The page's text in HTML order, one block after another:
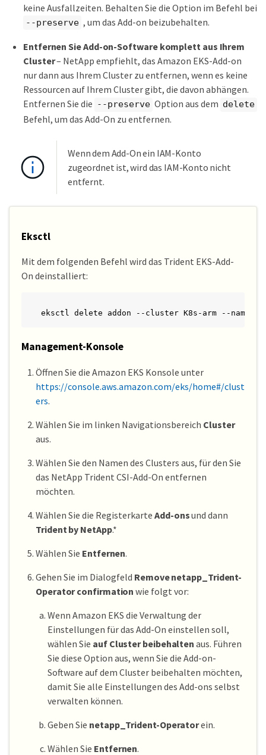
keine Ausfallzeiten. Behalten Sie die Option im Befehl bei
--preserve , um das Add-on beizubehalten.
Entfernen Sie Add-on-Software komplett aus Ihrem
Cluster– NetApp empfiehlt, das Amazon EKS-Add-on
nur dann aus Ihrem Cluster zu entfernen, wenn es keine
Ressourcen auf Ihrem Cluster gibt, die davon abhängen.
Entfernen Sie die --preserve Option aus dem delete
Befehl, um das Add-On zu entfernen.
Wenn dem Add-On ein IAM-Konto
zugeordnet ist, wird das IAM-Konto nicht
entfernt.
Eksctl
Mit dem folgenden Befehl wird das Trident EKS-Add-
On deinstalliert:
eksctl delete addon --cluster K8s-arm --name
Management-Konsole
Öffnen Sie die Amazon EKS Konsole unter
https://console.aws.amazon.com/eks/home#/clust
ers.
Wählen Sie im linken Navigationsbereich Cluster
aus.
Wählen Sie den Namen des Clusters aus, für den Sie
das NetApp Trident CSI-Add-On entfernen
möchten.
Wählen Sie die Registerkarte Add-onsund dann
Trident by NetApp.*
Wählen Sie Entfernen.
Gehen Sie im Dialogfeld Remove netapp_Trident-
Operator confirmation wie folgt vor:
Wenn Amazon EKS die Verwaltung der
Einstellungen für das Add-On einstellen soll,
wählen Sie auf Cluster beibehalten aus. Führen
Sie diese Option aus, wenn Sie die Add-on-
Software auf dem Cluster beibehalten möchten,
damit Sie alle Einstellungen des Add-ons selbst
verwalten können.
Geben Sie netapp_Trident-Operatorein.
Wählen Sie Entfernen.